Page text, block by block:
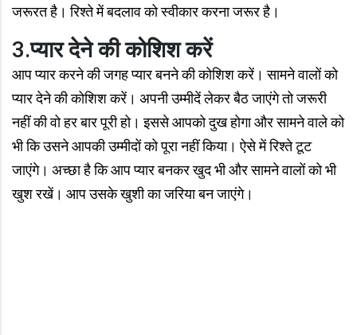
जरूरत है। रिश्ते में बदलाव को स्वीकार करना जरूर है।
3.प्यार देने की कोशिश करें
आप प्यार करने की जगह प्यार बनने की कोशिश करें। सामने वालों को
प्यार देने की कोशिश करें। अपनी उम्मीदें लेकर बैठ जाएंगे तो जरूरी
नहीं की वो हर बार पूरी हो। इससे आपको दुख होगा और सामने वाले को
भी कि उसने आपकी उम्मीदों को पूरा नहीं किया। ऐसे में रिश्ते टूट
जाएंगे। अच्छा है कि आप प्यार बनकर खुद भी और सामने वालों को भी
खुश रखें। आप उसके खुशी का जरिया बन जाएंगे।